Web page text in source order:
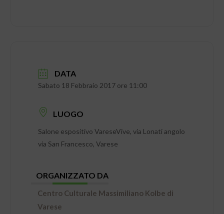
DATA
Sabato 18 Febbraio 2017 ore 11:00
LUOGO
Salone espositivo VareseVive, via Lonati angolo
via San Francesco, Varese
ORGANIZZATO DA
Centro Culturale Massimiliano Kolbe di
Varese